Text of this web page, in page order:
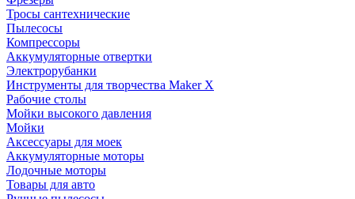
Тросы сантехнические
Пылесосы
Компрессоры
Аккумуляторные отвертки
Электрорубанки
Инструменты для творчества Maker X
Рабочие столы
Мойки высокого давления
Мойки
Аксессуары для моек
Аккумуляторные моторы
Лодочные моторы
Товары для авто